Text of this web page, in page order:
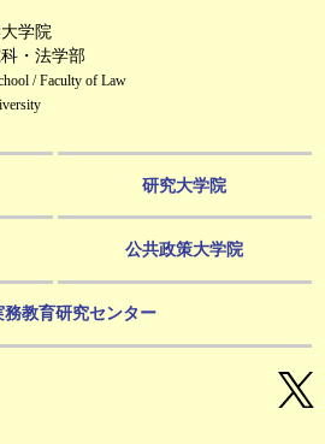
学院
・法学部
/ Faculty of Law
研究大学院
公共政策大学院
務教育研究センター